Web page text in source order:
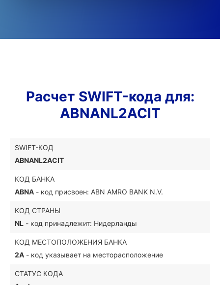
Расчет SWIFT-кода для:
ABNANL2ACIT
SWIFT-КОД
ABNANL2ACIT
КОД БАНКА
ABNA - код присвоен: ABN AMRO BANK N.V.
КОД СТРАНЫ
NL - код принадлежит: Нидерланды
КОД МЕСТОПОЛОЖЕНИЯ БАНКА
2A - код указывает на месторасположение
СТАТУС КОДА